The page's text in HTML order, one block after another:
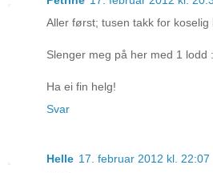
Aller først; tusen takk for
Slenger meg på her med 1 lodd
Ha ei fin helg!
Svar
Helle 17. februar 2012 kl. 22:07